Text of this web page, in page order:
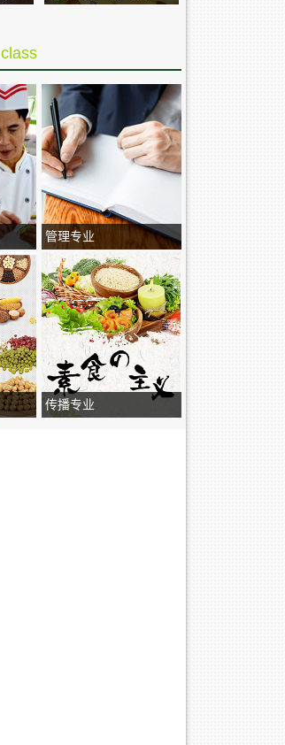
class
管理专业
传播专业